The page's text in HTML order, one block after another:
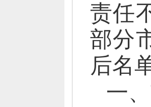
责任
部分
后名
一、